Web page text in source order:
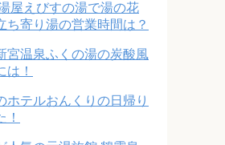
屋えびすの湯で湯の花
ち寄り湯の営業時間は？
宮温泉ふくの湯の炭酸風
は！
ホテルおんくりの日帰り